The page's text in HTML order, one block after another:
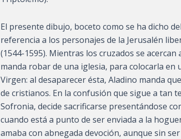
El presente dibujo, boceto como se ha dicho
referencia a los personajes de la Jerusalén
(1544-1595). Mientras los cruzados se acer­can
manda robar de una iglesia, para colocarla en
Virgen: al desaparecer ésta, Aladino manda
de cristianos. En la confusión que sigue a tan
Sofronia, decide sacri­ficarse presentándose
cuando está a punto de ser enviada a la
amaba con abnegada devoción, aunque sin